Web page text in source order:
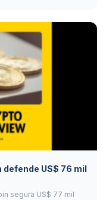
US$ 76 mil
segura US$ 77 mil